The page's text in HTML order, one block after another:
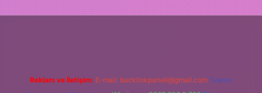
Reklam ve İletişim: E-mail: backlinkpaneli@gmail.com Teams: